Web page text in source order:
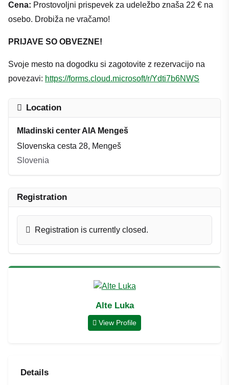
Cena: Prostovoljni prispevek za udeležbo znaša 22 € na
osebo. Drobiža ne vračamo!
PRIJAVE SO OBVEZNE!
Svoje mesto na dogodku si zagotovite z rezervacijo na
povezavi: https://forms.cloud.microsoft/r/Ydti7b6NWS
Location
Mladinski center AIA Mengeš
Slovenska cesta 28, Mengeš
Slovenia
Registration
Registration is currently closed.
Alte Luka
View Profile
Details